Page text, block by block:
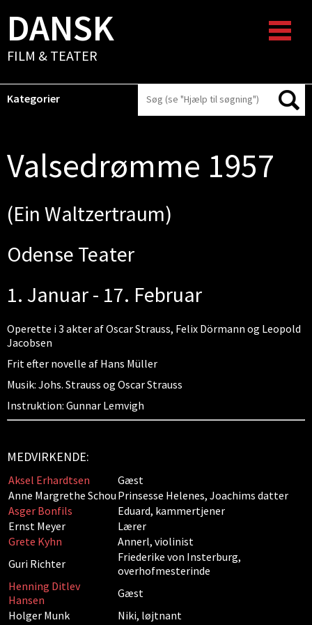
DANSK
FILM & TEATER
Kategorier
Valsedrømme 1957
(Ein Waltzertraum)
Odense Teater
1. Januar - 17. Februar
Operette i 3 akter af Oscar Strauss, Felix Dörmann og Leopold
Jacobsen
Frit efter novelle af Hans Müller
Musik: Johs. Strauss og Oscar Strauss
Instruktion: Gunnar Lemvigh
MEDVIRKENDE:
Aksel Erhardtsen
Gæst
Anne Margrethe Schou Prinsesse Helenes, Joachims datter
Asger Bonfils
Eduard, kammertjener
Ernst Meyer
Lærer
Grete Kyhn
Annerl, violinist
Guri Richter
Friederike von Insterburg,
overhofmesterinde
Henning Ditlev
Hansen
Gæst
Holger Munk
Niki, løjtnant